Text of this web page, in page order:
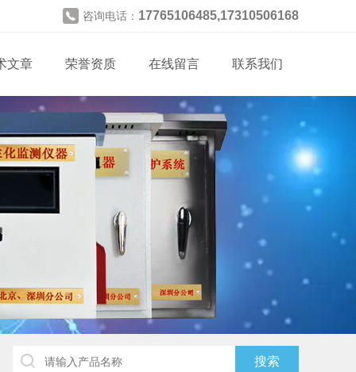
咨询电话： 17765106485,17310506168
文章 荣誉资质 在线留言 联系我们